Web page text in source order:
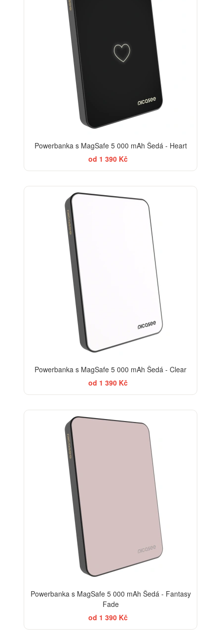
Powerbanka s MagSafe 5 000 mAh Šedá - Heart
od 1 390 Kč
Powerbanka s MagSafe 5 000 mAh Šedá - Clear
od 1 390 Kč
Powerbanka s MagSafe 5 000 mAh Šedá - Fantasy
Fade
od 1 390 Kč